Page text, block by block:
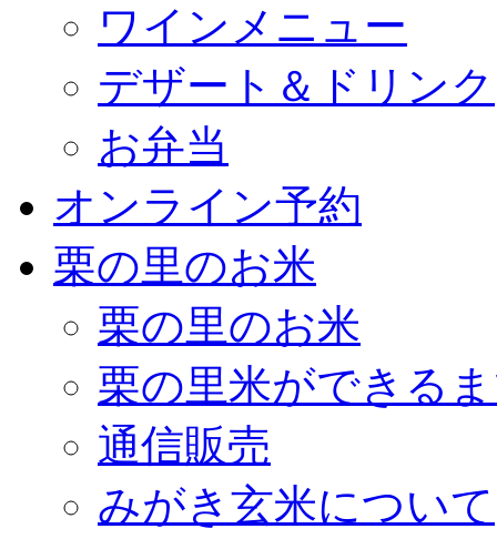
ワインメニュー
デザート＆ドリンク
お弁当
オンライン予約
栗の里のお米
栗の里のお米
栗の里米ができる
通信販売
みがき玄米について